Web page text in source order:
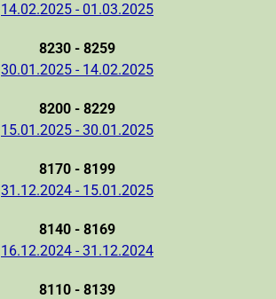
14.02.2025 - 01.03.2025
8230 - 8259
30.01.2025 - 14.02.2025
8200 - 8229
15.01.2025 - 30.01.2025
8170 - 8199
31.12.2024 - 15.01.2025
8140 - 8169
16.12.2024 - 31.12.2024
8110 - 8139